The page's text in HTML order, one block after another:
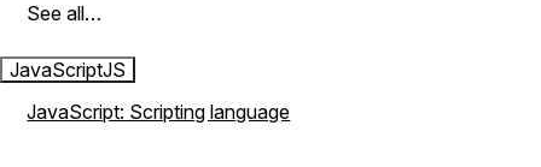
See all…
JavaScriptJS
JavaScript: Scripting language